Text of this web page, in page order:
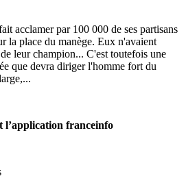
acclamer par 100 000 de ses partisans
la place du manège. Eux n'avaient
leur champion... C'est toutefois une
que devra diriger l'homme fort du
l’application franceinfo